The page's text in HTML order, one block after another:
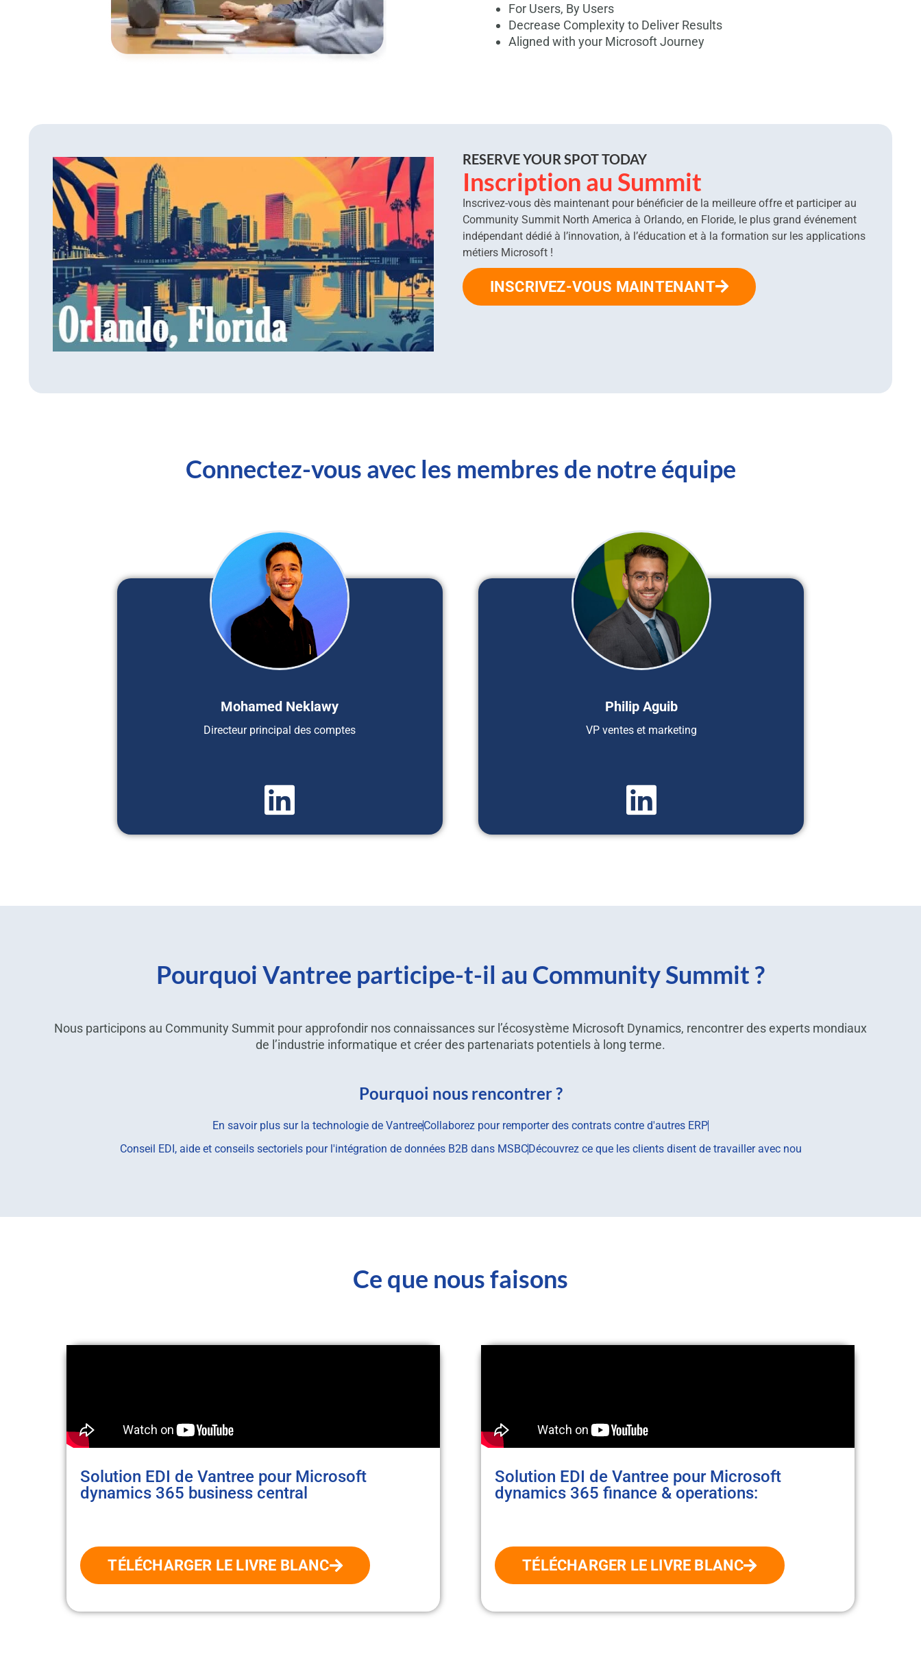
For Users, By Users
Decrease Complexity to Deliver Results
Aligned with your Microsoft Journey
RESERVE YOUR SPOT TODAY
Inscription au Summit
Inscrivez-vous dès maintenant pour bénéficier de la meilleure offre et participer au
Community Summit North America à Orlando, en Floride, le plus grand événement
indépendant dédié à l’innovation, à l’éducation et à la formation sur les applications
métiers Microsoft !
INSCRIVEZ-VOUS MAINTENANT
Connectez-vous avec les membres de notre équipe
Mohamed Neklawy
Directeur principal des comptes
Philip Aguib
VP ventes et marketing
Pourquoi Vantree participe-t-il au Community Summit ?
Nous participons au Community Summit pour approfondir nos connaissances sur l’écosystème Microsoft Dynamics, rencontrer des experts mondiaux
de l’industrie informatique et créer des partenariats potentiels à long terme.
Pourquoi nous rencontrer ?
En savoir plus sur la technologie de VantreeCollaborez pour remporter des contrats contre d'autres ERP
Conseil EDI, aide et conseils sectoriels pour l'intégration de données B2B dans MSBCDécouvrez ce que les clients disent de travailler avec nou
Ce que nous faisons
Solution EDI de Vantree pour Microsoft
dynamics 365 business central
TÉLÉCHARGER LE LIVRE BLANC
Solution EDI de Vantree pour Microsoft
dynamics 365 finance & operations:
TÉLÉCHARGER LE LIVRE BLANC